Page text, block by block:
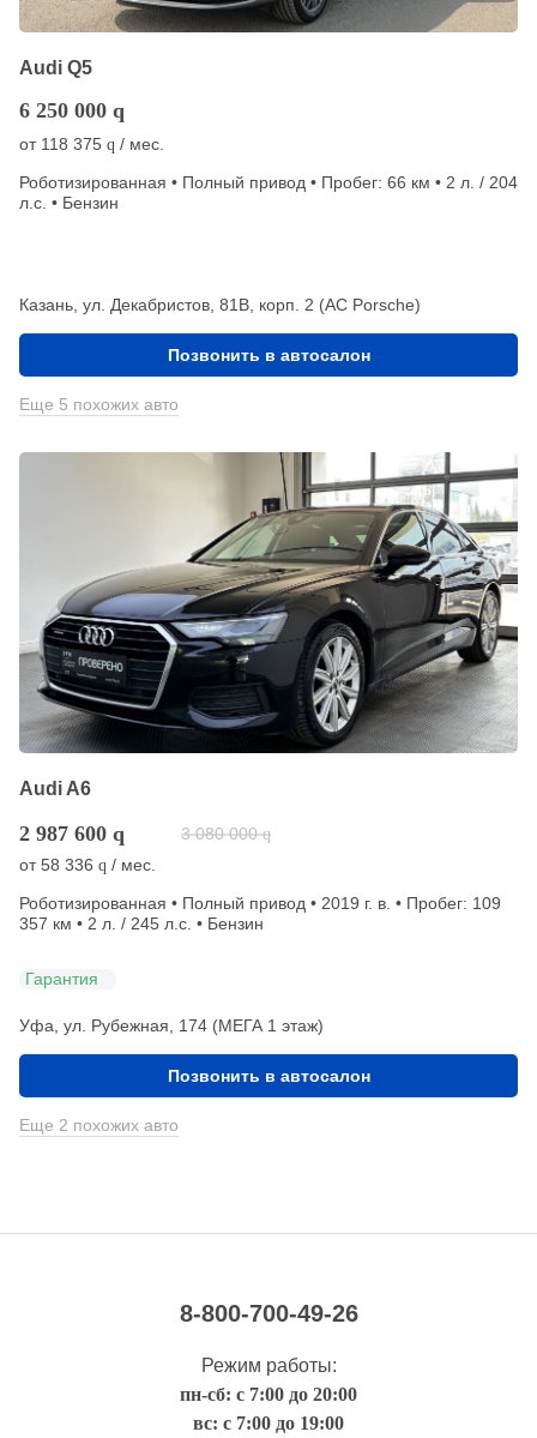
Audi Q5
6 250 000 q
от 118 375 q / мес.
Роботизированная • Полный привод • Пробег: 66 км • 2 л. / 204
л.с. • Бензин
Казань, ул. Декабристов, 81В, корп. 2 (АС Porsche)
Позвонить в автосалон
Еще 5 похожих авто
Audi A6
2 987 600 q 3 080 000 q
от58 336 q / мес.
Роботизированная • Полный привод • 2019 г. в. • Пробег: 109
357 км • 2 л. / 245 л.с. • Бензин
Гарантия
Уфа, ул. Рубежная, 174 (МЕГА 1 этаж)
Позвонить в автосалон
Еще 2 похожих авто
8-800-700-49-26
Режим работы:
пн-сб: с 7:00 до 20:00
вс: с 7:00 до 19:00